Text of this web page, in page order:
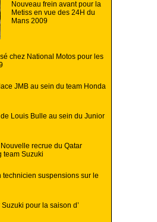
Nouveau frein avant pour la
Metiss en vue des 24H du
Mans 2009
chez National Motos pour les
JMB au sein du team Honda
Louis Bulle au sein du Junior
recrue du Qatar
team Suzuki
technicien suspensions sur le
pour la saison d’